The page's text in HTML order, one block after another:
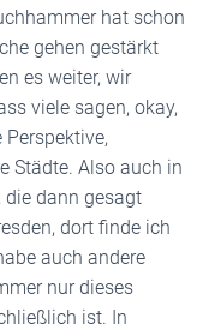
hat schon
gehen gestärkt
es weiter, wir
viele sagen, okay,
Städte. Also auch in
die dann gesagt
dort finde ich
auch andere
nur dieses
ist. In